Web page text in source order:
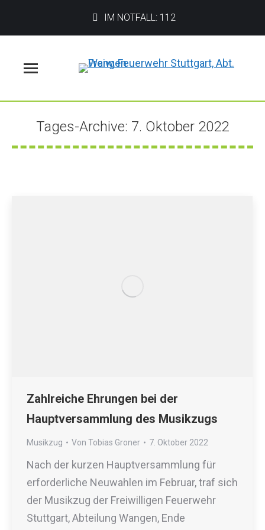
IM NOTFALL: 112
Tages-Archive: 7. Oktober 2022
Sie befinden sich hier:
Zahlreiche Ehrungen bei der
Hauptversammlung des Musikzugs
Musikzug Von Tobias Groner 7. Oktober 2022
Nach der kurzen Hauptversammlung für
erforderliche Neuwahlen im Februar, traf sich
der Musikzug der Freiwilligen Feuerwehr
Stuttgart, Abteilung Wangen, Ende